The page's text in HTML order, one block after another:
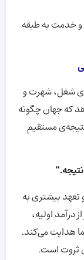
و خدمت به طبقه
شغل، شهرت و
که جهان چگونه
مستقیم
بیشتری به
اولیه،
هدایت می‌کند.
ثروت است.